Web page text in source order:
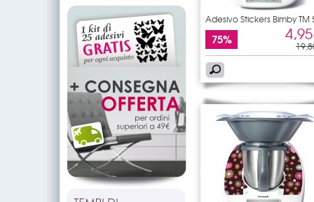
Adesivo Stickers Bimby TM
75%